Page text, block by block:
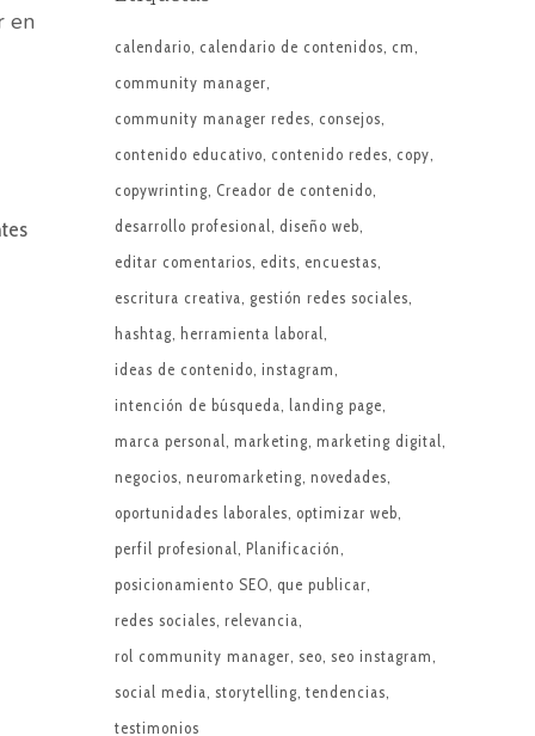
en
calendario calendario de contenidos cm
community manager
community manager redes consejos
contenido educativo contenido redes copy
copywrinting Creador de contenido
desarrollo profesional diseño web
editar comentarios edits encuestas
escritura creativa gestión redes sociales
hashtag
herramienta laboral
ideas de contenido instagram
intención de búsqueda landing page
marca personal marketing marketing digital
negocios neuromarketing novedades
oportunidades laborales optimizar web
perfil profesional Planificación
posicionamiento SEO que publicar
redes sociales relevancia
rol community manager seo seo instagram
social media storytelling tendencias
testimonios